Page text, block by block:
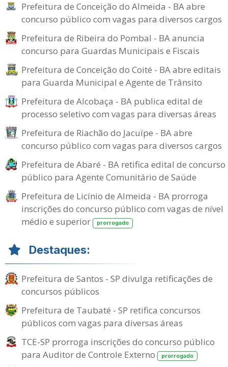
Prefeitura de Conceição do Almeida - BA abre
concurso público com vagas para diversos cargos
Prefeitura de Ribeira do Pombal - BA anuncia
concurso para Guardas Municipais e Fiscais
Prefeitura de Conceição do Coité - BA abre editais
para Guarda Municipal e Agente de Trânsito
Prefeitura de Alcobaça - BA publica edital de
processo seletivo com vagas para diversas áreas
Prefeitura de Riachão do Jacuípe - BA abre
concurso público com vagas para diversos cargos
Prefeitura de Abaré - BA retifica edital de concurso
público para Agente Comunitário de Saúde
Prefeitura de Licínio de Almeida - BA prorroga
inscrições do concurso público com vagas de nível
médio e superior
prorrogado
Destaques:
Prefeitura de Santos - SP divulga retificações de
concursos públicos
Prefeitura de Taubaté - SP retifica concursos
públicos com vagas para diversas áreas
TCE-SP prorroga inscrições do concurso público
para Auditor de Controle Externo
prorrogado